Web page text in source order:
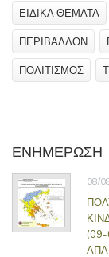
ΕΙΔΙΚΑ ΘΕΜΑΤΑ
ΠΕΡΙΒΑΛΛΟΝ
ΠΟΛΙΤΙΣΜΟΣ
ΕΝΗΜΕΡΩΣΗ
08/